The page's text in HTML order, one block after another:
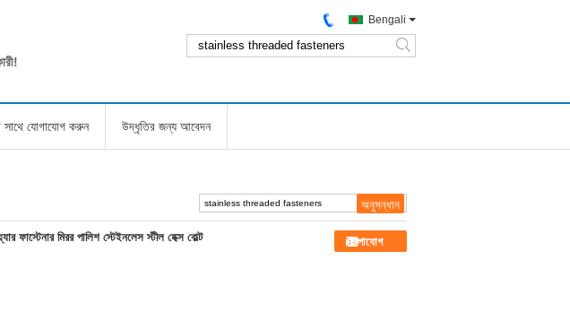
Bengali
search
সাথে যোগাযোগ করুন উদ্ধৃতির জন্য আবেদন
ফাস্টেনার মিরর পালিশ স্টেইনলেস স্টীল হেক্স বোল্ট যোগাযোগ